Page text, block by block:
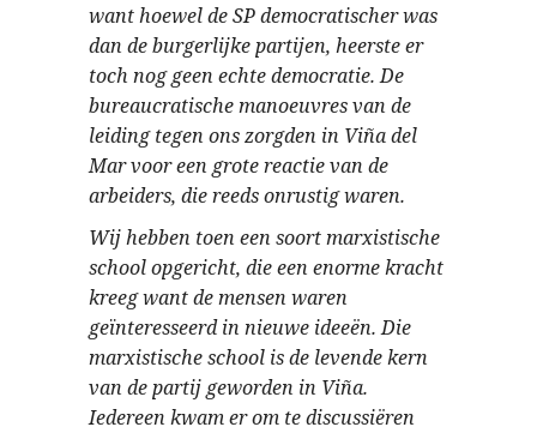
want hoewel de SP democratischer was
dan de burgerlijke partijen, heerste er
toch nog geen echte democratie. De
bureaucratische manoeuvres van de
leiding tegen ons zorgden in Viña del
Mar voor een grote reactie van de
arbeiders, die reeds onrustig waren.
Wij hebben toen een soort marxistische
school opgericht, die een enorme kracht
kreeg want de mensen waren
geïnteresseerd in nieuwe ideeën. Die
marxistische school is de levende kern
van de partij geworden in Viña.
Iedereen kwam er om te discussiëren